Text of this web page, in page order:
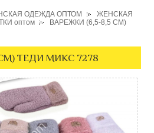
ОДЕЖДА ОПТОМ
ЖЕНСКАЯ
оптом
ВАРЕЖКИ (6,5-8,5 СМ)
ТЕДИ МИКС 7278